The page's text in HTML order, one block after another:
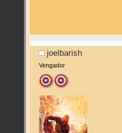
joelbarish
Vengador